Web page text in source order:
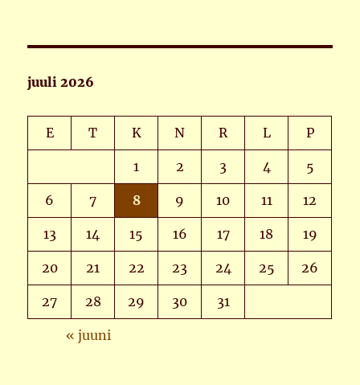
juuli 2026
E T K N R L P
1 2 3 4 5
6 7 8 9 10 11 12
13 14 15 16 17 18 19
20 21 22 23 24 25 26
27 28 29 30 31
« juuni